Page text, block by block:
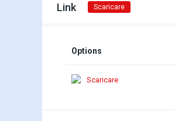
Link Scaricare
Options
Scaricare